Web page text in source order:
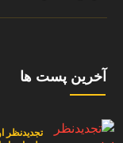
آخرین پست ها
تجدیدنظر